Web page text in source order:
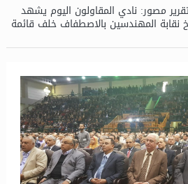
مصور: نادي المقاولون اليوم يشهد
المهندسين بالاصطفاف خلف قائمة